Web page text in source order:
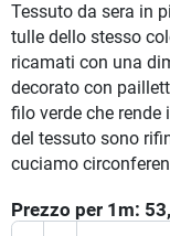
Tessuto da sera in
tulle dello stesso
ricamati con una
decorato con
filo verde che rende
del tessuto sono
cuciamo
Prezzo per 1 m: